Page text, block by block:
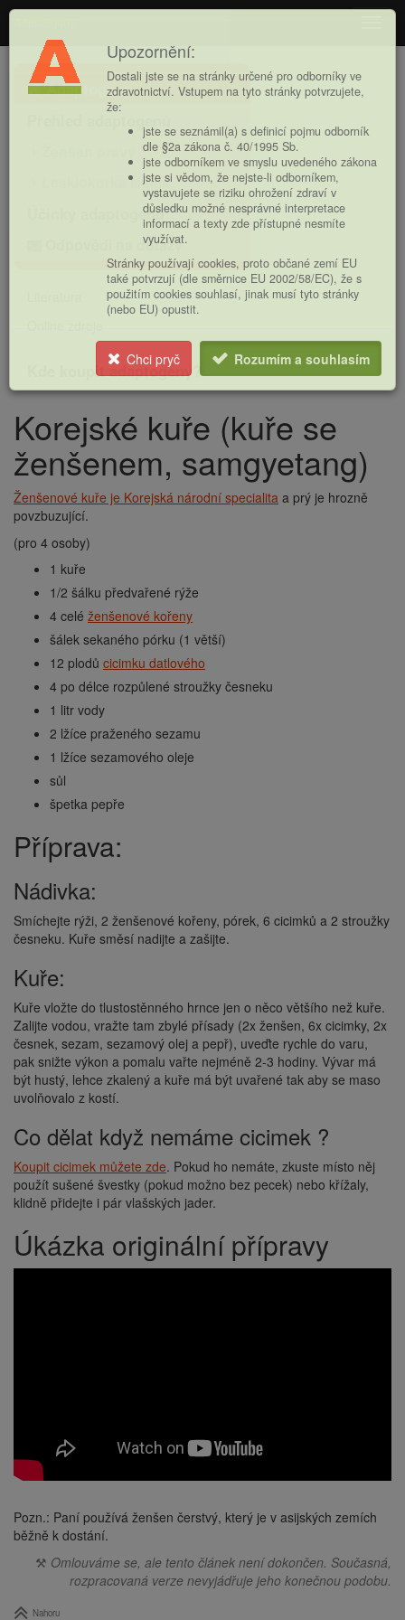
Adaptogeny
Hlavní
nabídkaAdaptogeny
Lesklokorka lesklá
Účinky adaptogenů
Odpovědi na dotazy
Online zdroje
Kde koupit adaptogeny?
Drobečková
navigace
Korejské kuře (kuře se
ženšenem, samgyetang)
Ženšenové kuře je Korejská národní specialita a prý je hrozně
povzbuzující.
(pro 4 osoby)
1 kuře
1/2 šálku předvařené rýže
4 celé ženšenové kořeny
šálek sekaného pórku (1 větší)
12 plodů cicimku datlového
4 po délce rozpůlené stroužky česneku
1 litr vody
2 lžíce praženého sezamu
1 lžíce sezamového oleje
sůl
špetka pepře
Příprava:
Nádivka:
Smíchejte rýži, 2 ženšenové kořeny, pórek, 6 cicimků a 2 stroužky
česneku. Kuře směsí nadijte a zašijte.
Kuře:
Kuře vložte do tlustostěnného hrnce jen o něco většího než kuře.
Zalijte vodou, vražte tam zbylé přísady (2x ženšen, 6x cicimky, 2x
česnek, sezam, sezamový olej a pepř), uveďte rychle do varu,
pak snižte výkon a pomalu vařte nejméně 2-3 hodiny. Vývar má
být hustý, lehce zkalený a kuře má být uvařené tak aby se maso
uvolňovalo z kostí.
Co dělat když nemáme cicimek ?
Koupit cicimek můžete zde. Pokud ho nemáte, zkuste místo něj
použít sušené švestky (pokud možno bez pecek) nebo křížaly,
klidně přidejte i pár vlašských jader.
Úkázka originální přípravy
Pozn.: Paní používá ženšen čerstvý, který je v asijských zemích
běžně k dostání.
⚒ Omlouváme se, ale tento článek není dokončen. Současná,
rozpracovaná verze nevyjádřuje jeho konečnou podobu.
Nahoru
Upozornění:
Dostali jste se na stránky určené pro odborníky ve
zdravotnictví. Vstupem na tyto stránky potvrzujete,
že:
jste se seznámil(a) s definicí pojmu odborník
dle §2a zákona č. 40/1995 Sb.
jste odborníkem ve smyslu uvedeného zákona
jste si vědom, že nejste-li odborníkem,
vystavujete se riziku ohrožení zdraví v
důsledku možné nesprávné interpretace
informací a texty zde přístupné nesmíte
využívat.
Stránky používají cookies, proto občané zemí EU
také potvrzují (dle směrnice EU 2002/58/EC), že s
použitím cookies souhlasí, jinak musí tyto stránky
(nebo EU) opustit.
Chci pryč Rozumím a souhlasím